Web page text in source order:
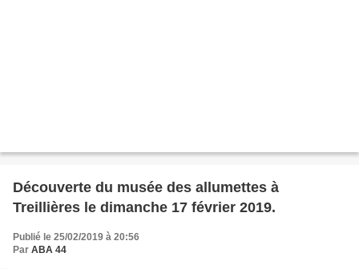
Découverte du musée des allumettes à
Treillières le dimanche 17 février 2019.
Publié le 25/02/2019 à 20:56
Par ABA 44